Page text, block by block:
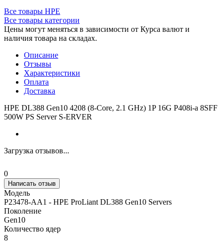
Все товары HPE
Все товары категории
Цены могут меняться в зависимости от Курса валют и
наличия товара на складах.
Описание
Отзывы
Характеристики
Оплата
Доставка
HPE DL388 Gen10 4208 (8-Core, 2.1 GHz) 1P 16G P408i-a 8SFF
500W PS Server S-ERVER
Загрузка отзывов...
0
Написать отзыв
Модель
P23478-AA1 - HPE ProLiant DL388 Gen10 Servers
Поколение
Gen10
Количество ядер
8